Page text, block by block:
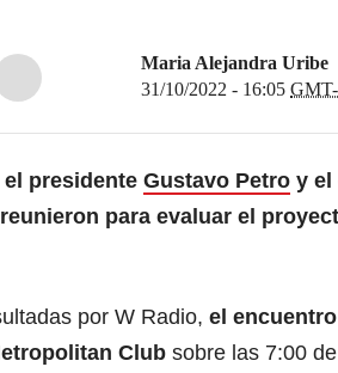
Maria Alejandra Uribe
31/10/2022 - 16:05
el presidente Gustavo Petro y el
para evaluar el
por W Radio, el
Club sobre las 7:00